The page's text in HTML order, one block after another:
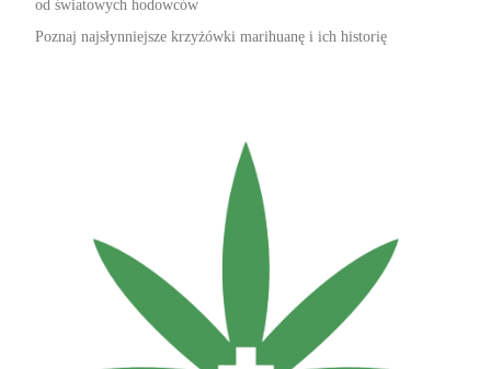
od światowych hodowców
Poznaj najsłynniejsze krzyżówki marihuanę i ich historię